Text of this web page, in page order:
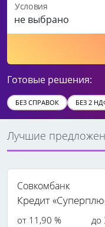
Условия
Готовые решения:
БЕЗ СПРАВОК БЕЗ 2
Лучшие
Совкомбанк
Кредит
от 11,90 % до